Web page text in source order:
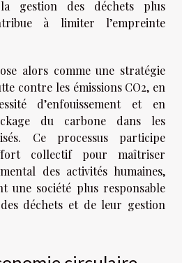
gestion des déchets plus
à limiter l’empreinte
alors comme une stratégie
contre les émissions CO2, en
d’enfouissement et en
du carbone dans les
Ce processus participe
collectif pour maîtriser
des activités humaines,
une société plus responsable
déchets et de leur gestion